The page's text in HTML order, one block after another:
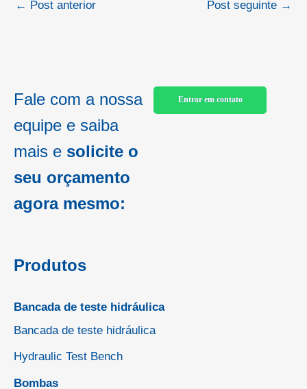
← Post anterior Post seguinte →
Fale com a nossa
equipe e saiba
mais e solicite o
seu orçamento
agora mesmo:
Entrar em contato
Produtos
Bancada de teste hidráulica
Bancada de teste hidráulica
Hydraulic Test Bench
Bombas